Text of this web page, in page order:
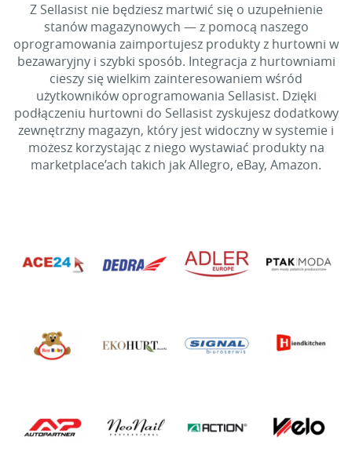
Z Sellasist nie będziesz martwić się o uzupełnienie
stanów magazynowych — z pomocą naszego
oprogramowania zaimportujesz produkty z hurtowni w
bezawaryjny i szybki sposób. Integracja z hurtowniami
cieszy się wielkim zainteresowaniem wśród
użytkowników oprogramowania Sellasist. Dzięki
podłączeniu hurtowni do Sellasist zyskujesz dodatkowy
zewnętrzny magazyn, który jest widoczny w systemie i
możesz korzystając z niego wystawiać produkty na
marketplace’ach takich jak Allegro, eBay, Amazon.